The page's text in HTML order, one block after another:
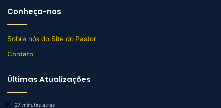
Conheça-nos
Sobre nós do Site do Pastor
Contato
Últimas Atualizações
27 minutos atrás